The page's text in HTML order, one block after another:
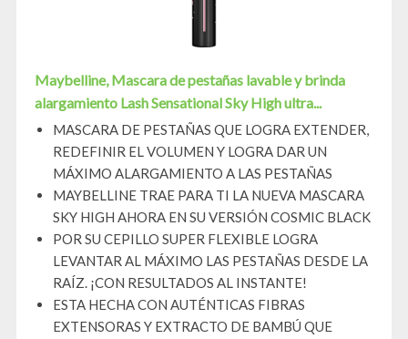
Maybelline, Mascara de pestañas lavable y brinda
alargamiento Lash Sensational Sky High ultra...
MASCARA DE PESTAÑAS QUE LOGRA EXTENDER,
REDEFINIR EL VOLUMEN Y LOGRA DAR UN
MÁXIMO ALARGAMIENTO A LAS PESTAÑAS
MAYBELLINE TRAE PARA TI LA NUEVA MASCARA
SKY HIGH AHORA EN SU VERSIÓN COSMIC BLACK
POR SU CEPILLO SUPER FLEXIBLE LOGRA
LEVANTAR AL MÁXIMO LAS PESTAÑAS DESDE LA
RAÍZ. ¡CON RESULTADOS AL INSTANTE!
ESTA HECHA CON AUTÉNTICAS FIBRAS
EXTENSORAS Y EXTRACTO DE BAMBÚ QUE